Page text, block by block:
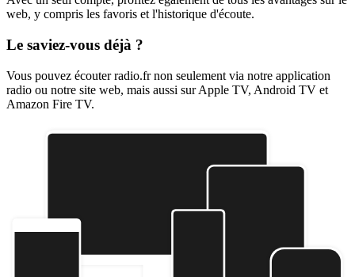
web, y compris les favoris et l'historique d'écoute.
Le saviez-vous déjà ?
Vous pouvez écouter radio.fr non seulement via notre application
radio ou notre site web, mais aussi sur Apple TV, Android TV et
Amazon Fire TV.